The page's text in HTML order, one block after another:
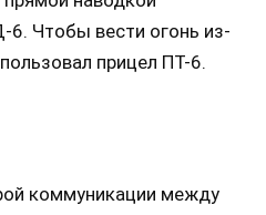
Чтобы вести огонь из-
прицел ПТ-6.
коммуникации между